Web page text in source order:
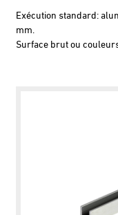
Exécution standard:
mm.
Surface brut ou